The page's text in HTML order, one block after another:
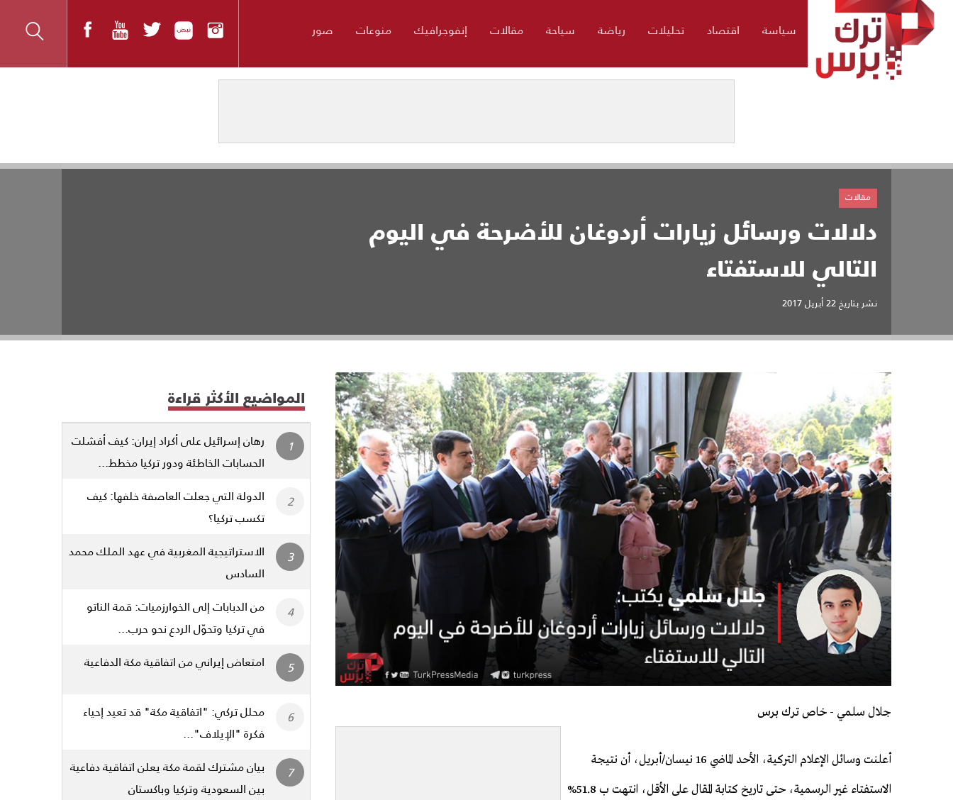
سياسة اقتصاد تحليلات رياضة سياحة مقالات إنفوجرافيك منوعات صور
دلالات ورسائل زيارات أردوغان للأضرحة في اليوم
التالي للاستفتاء
نشر بتاريخ22 أبريل 2017
مقالات
جلال سلمي - خاص ترك برس
أعلنت وسائل الإعلام التركية، الأحد الماضي 16 نيسان/أبريل، أن نتيجة
الاستفتاء غير الرسمية، حتى تاريخ كتابة المقال على الأقل، انتهت ب 51.8%
المواضيع الأكثر قراءة
رهان إسرائيل على أكراد إيران: كيف أفشلت
الحسابات الخاطئة ودور تركيا مخطط...
الدولة التي جعلت العاصفة خلفها: كيف
تكسب تركيا؟
الاستراتيجية المغربية في عهد الملك محمد
السادس
من الدبابات إلى الخوارزميات: قمة الناتو
في تركيا وتحوّل الردع نحو حرب...
امتعاض إيراني من اتفاقية مكة الدفاعية
محلل تركي: "اتفاقية مكة" قد تعيد إحياء
فكرة "الإيلاف"...
بيان مشترك لقمة مكة يعلن اتفاقية دفاعية
بين السعودية وتركيا وباكستان